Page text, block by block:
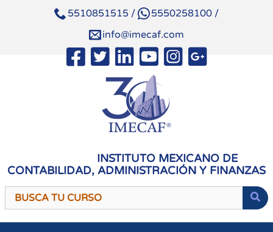
5510851515 / 5550258100 /
info@imecaf.com
INSTITUTO MEXICANO DE
CONTABILIDAD, ADMINISTRACIÓN Y FINANZAS